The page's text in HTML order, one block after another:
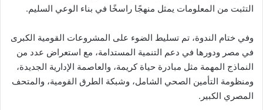
التثبت من المعلومات يمثل منهجًا راسخًا في بناء الوعي السليم.
وفي ختام الندوة، تم تسليط الضوء على المشروعات القومية الكبرى
في مصر ودورها في دعم التنمية المستدامة، مع استعراض عدد من
النماذج المهمة مثل مبادرة حياة كريمة، والعاصمة الإدارية الجديدة،
ومنظومة التأمين الصحي الشامل، وشبكة الطرق القومية، والمتحف
المصري الكبير.